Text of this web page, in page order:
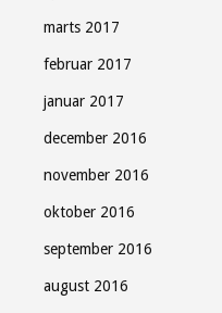
marts 2017
februar 2017
januar 2017
december 2016
november 2016
oktober 2016
september 2016
august 2016